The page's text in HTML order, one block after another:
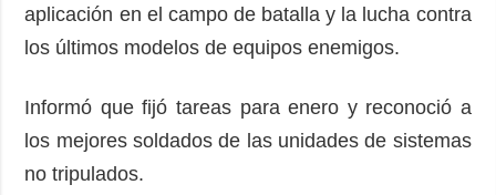
aplicación en el campo de batalla y la lucha contra
los últimos modelos de equipos enemigos.
Informó que fijó tareas para enero y reconoció a
los mejores soldados de las unidades de sistemas
no tripulados.